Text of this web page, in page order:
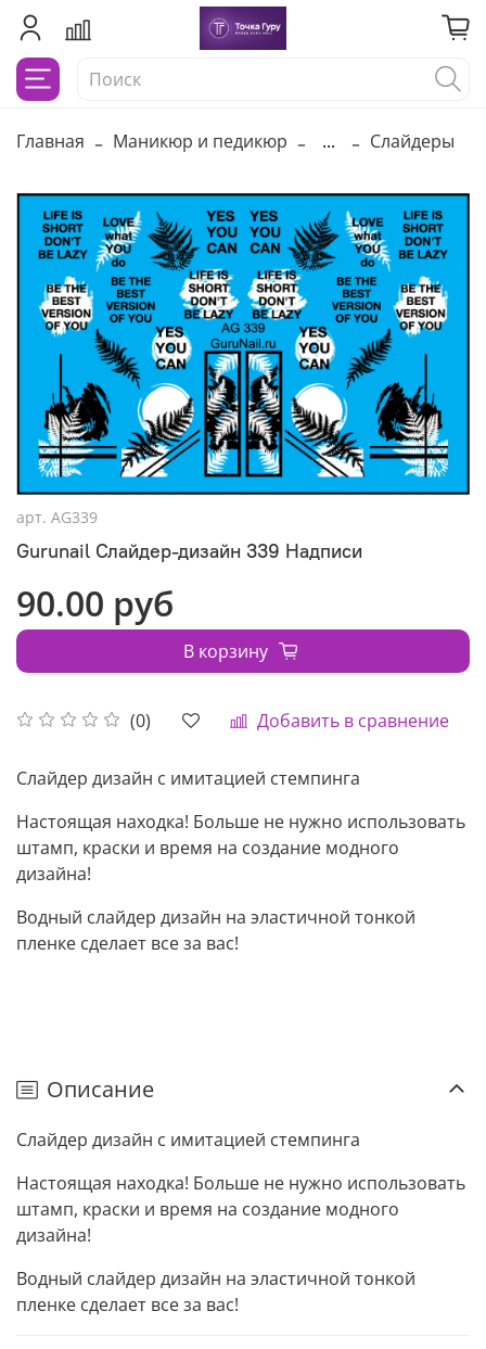
Главная Маникюр и педикюр ... Слайдеры
арт. AG339
Gurunail Слайдер-дизайн 339 Надписи
(0) Добавить в сравнение
90.00 руб
В корзину
Слайдер дизайн с имитацией стемпинга
Настоящая находка! Больше не нужно использовать
штамп, краски и время на создание модного
дизайна!
Водный слайдер дизайн на эластичной тонкой
пленке сделает все за вас!
Описание
Слайдер дизайн с имитацией стемпинга
Настоящая находка! Больше не нужно использовать
штамп, краски и время на создание модного
дизайна!
Водный слайдер дизайн на эластичной тонкой
пленке сделает все за вас!